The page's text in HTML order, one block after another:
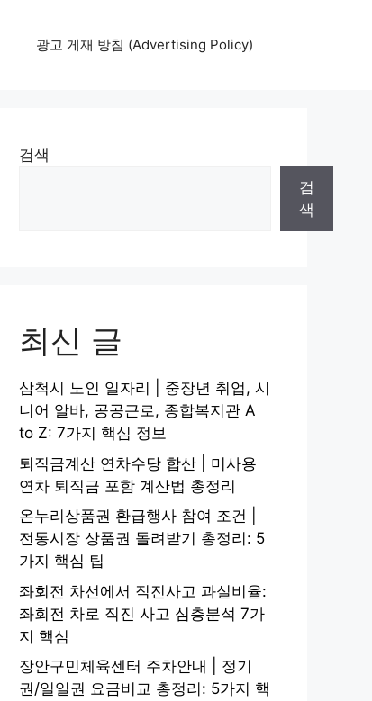
광고 게재 방침 (Advertising Policy)
검색
검
색
최신 글
삼척시 노인 일자리 | 중장년 취업, 시
니어 알바, 공공근로, 종합복지관 A
to Z: 7가지 핵심 정보
퇴직금계산 연차수당 합산 | 미사용
연차 퇴직금 포함 계산법 총정리
온누리상품권 환급행사 참여 조건 |
전통시장 상품권 돌려받기 총정리: 5
가지 핵심 팁
좌회전 차선에서 직진사고 과실비율:
좌회전 차로 직진 사고 심층분석 7가
지 핵심
장안구민체육센터 주차안내 | 정기
권/일일권 요금비교 총정리: 5가지 핵